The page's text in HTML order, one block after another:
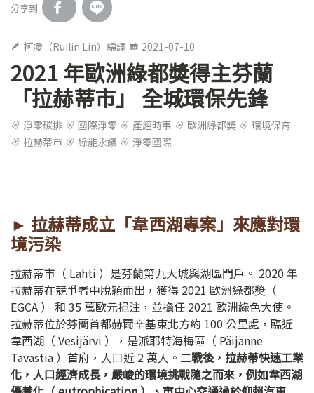
分享到
柯凌（Ruilin Lin）編譯 2021-07-10
2021 年歐洲綠都奬得主芬蘭
「拉赫蒂市」 全城環保先鋒
淨零碳排 國際淨零 產經時事 歐洲綠都奬
環境保育
拉赫蒂市
綠能永續 淨零國際
► 拉赫蒂成立「韋西湖專案」來應對環
境污染
拉赫蒂市（ Lahti ）是芬蘭第九大城與湖區門戶。 2020 年
拉赫蒂在競爭者中脫穎而出，獲得 2021 歐洲綠都奬（
EGCA ） 和 35 萬歐元挹注，並擔任 2021 歐洲綠色大使。
拉赫蒂位於芬蘭首都赫爾辛基東北方約 100 公里處，臨近
韋西湖（ Vesijärvi ），是派耶特海梅區（ Päijänne
Tavastia ）首府，人口近 2 萬人。 二戰後，拉赫蒂快速工業
化，人口經濟成長，嚴峻的環境挑戰隨之而來，例如韋西湖